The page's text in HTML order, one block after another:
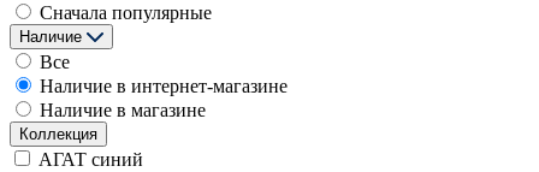
Сначала популярные
Наличие
Все
Наличие в интернет-магазине
Наличие в магазине
Коллекция
АГАТ синий